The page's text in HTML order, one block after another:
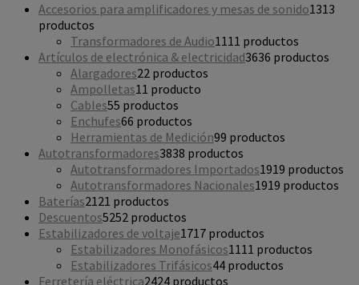
Accesorios para amplificadores y mesas de sonido1313
productos
Transformadores de Audio1111 productos
Artículos de electrónica & electricidad3636 productos
Alargadores22 productos
Ampolletas11 producto
Cables55 productos
Enchufes66 productos
Herramientas de Medición99 productos
Autotransformadores3838 productos
Autotransformadores Importados1919 productos
Autotransformadores Nacionales1919 productos
Baterías2121 productos
Descuentos5252 productos
Estabilizadores de voltaje1717 productos
Estabilizadores Monofásicos1111 productos
Estabilizadores Trifásicos44 productos
Ferretería eléctrica2424 productos